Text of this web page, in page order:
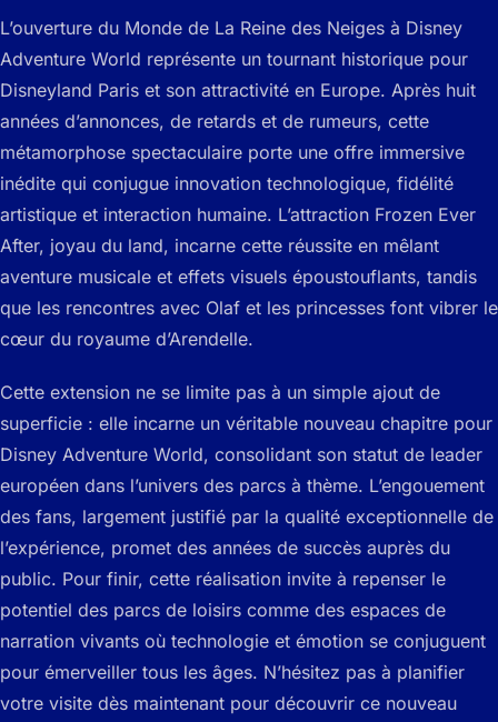
L’ouverture du Monde de La Reine des Neiges à Disney
Adventure World représente un tournant historique pour
Disneyland Paris et son attractivité en Europe. Après huit
années d’annonces, de retards et de rumeurs, cette
métamorphose spectaculaire porte une offre immersive
inédite qui conjugue innovation technologique, fidélité
artistique et interaction humaine. L’attraction Frozen Ever
After, joyau du land, incarne cette réussite en mêlant
aventure musicale et effets visuels époustouflants, tandis
que les rencontres avec Olaf et les princesses font vibrer le
cœur du royaume d’Arendelle.
Cette extension ne se limite pas à un simple ajout de
superficie : elle incarne un véritable nouveau chapitre pour
Disney Adventure World, consolidant son statut de leader
européen dans l’univers des parcs à thème. L’engouement
des fans, largement justifié par la qualité exceptionnelle de
l’expérience, promet des années de succès auprès du
public. Pour finir, cette réalisation invite à repenser le
potentiel des parcs de loisirs comme des espaces de
narration vivants où technologie et émotion se conjuguent
pour émerveiller tous les âges. N’hésitez pas à planifier
votre visite dès maintenant pour découvrir ce nouveau